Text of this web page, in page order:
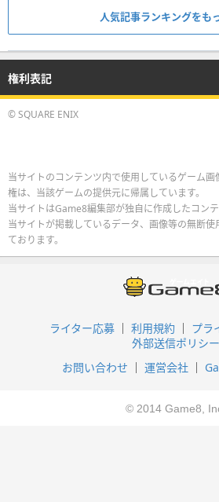
人気記事ランキングをも
権利表記
© SQUARE ENIX
当サイトのコンテンツ内で使用しているゲーム
権は、当該ゲームの提供元に帰属しています。
当サイトはGame8編集部が独自に作成したコンテ
当サイトが掲載しているデータ、画像等の無断
ております。
ライター応募 利用規約
プラ
外部送信ポリシー
お問い合わせ
運営会社
© 2014 Game8,